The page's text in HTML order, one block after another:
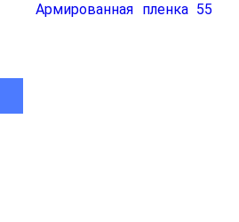
Армированная пленка 55